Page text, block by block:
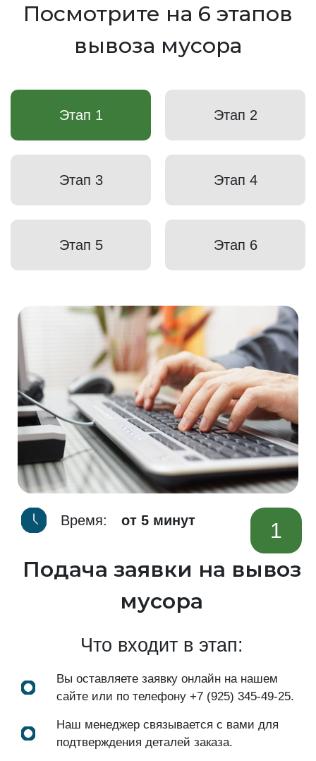
Посмотрите на 6 этапов
вывоза мусора
Этап 1 Этап 2
Этап 3 Этап 4
Этап 5 Этап 6
Время: от 5 минут 1
Подача заявки на вывоз
мусора
Что входит в этап:
Вы оставляете заявку онлайн на нашем
сайте или по телефону +7 (925) 345-49-25.
Наш менеджер связывается с вами для
подтверждения деталей заказа.